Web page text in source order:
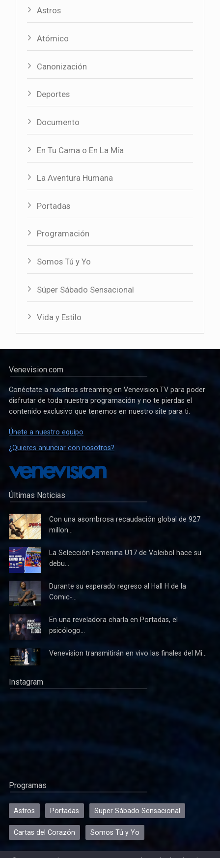
Astros
Atómico
Canonización
Deportes
Documento
En Tu Cama o En La Mía
La Aventura Humana
Portadas
Programación
Somos Tú y Yo
Súper Sábado Sensacional
Vida y Estilo
Venevision.com
Conéctate a nuestros streaming en Venevision.TV para poder
disfrutar de toda nuestra programación y no te pierdas el
contenido exclusivo que tenemos en nuestro site para ti.
Únete a nuestro equipo
¿Quieres anunciar con nosotros?
Últimas Noticias
Con una asombrosa recaudación global de 927
millon...
La Selección Femenina U17 de Voleibol hace su
debu...
Durante su esperado regreso al Hall H de la
Comic-...
En una reveladora charla en Portadas, el
psicólogo...
Venevision transmitirán en vivo las finales del Mi...
Instagram
Programas
Astros Portadas Super Sábado Sensacional
Cartas del Corazón Somos Tú y Yo